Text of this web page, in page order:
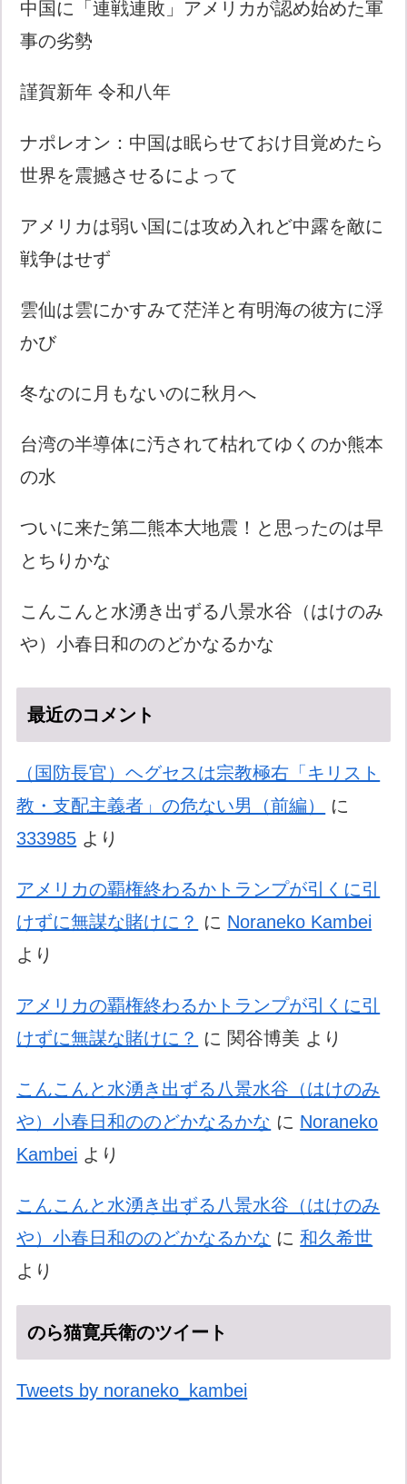
中国に「連戦連敗」アメリカが認め始めた軍
事の劣勢
謹賀新年 令和八年
ナポレオン：中国は眠らせておけ目覚めたら
世界を震撼させるによって
アメリカは弱い国には攻め入れど中露を敵に
戦争はせず
雲仙は雲にかすみて茫洋と有明海の彼方に浮
かび
冬なのに月もないのに秋月へ
台湾の半導体に汚されて枯れてゆくのか熊本
の水
ついに来た第二熊本大地震！と思ったのは早
とちりかな
こんこんと水湧き出ずる八景水谷（はけのみ
や）小春日和ののどかなるかな
最近のコメント
（国防長官）ヘグセスは宗教極右「キリスト
教・支配主義者」の危ない男（前編）
に
333985 より
アメリカの覇権終わるかトランプが引くに引
けずに無謀な賭けに？ に Noraneko Kambei
より
アメリカの覇権終わるかトランプが引くに引
けずに無謀な賭けに？ に 関谷博美 より
こんこんと水湧き出ずる八景水谷（はけのみ
や）小春日和ののどかなるかな に Noraneko
Kambei より
こんこんと水湧き出ずる八景水谷（はけのみ
や）小春日和ののどかなるかな に和久希世
より
のら猫寛兵衛のツイート
Tweets by noraneko_kambei